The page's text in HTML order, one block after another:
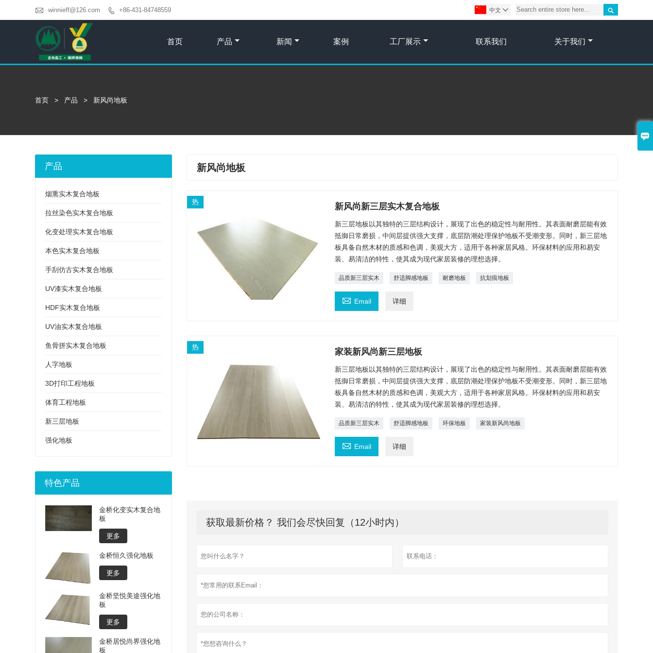

 winnieff@126.com  +86-431-84748559 
中文 
首页 产品 新闻 案例 工厂展示 联系我们 关于我们
首页 > 产品 > 新风尚地板
新风尚地板
热 新风尚新三层实木复合地板
新三层地板以其独特的三层结构设计，展现了出色的稳定性与耐用性。其表面耐磨层能有效
抵御日常磨损，中间层提供强大支撑，底层防潮处理保护地板不受潮变形。同时，新三层地
板具备自然木材的质感和色调，美观大方，适用于各种家居风格。环保材料的应用和易安
装、易清洁的特性，使其成为现代家居装修的理想选择。
品质新三层实木 舒适脚感地板 耐磨地板 抗划痕地板
 Email 详细
热 家装新风尚新三层地板
新三层地板以其独特的三层结构设计，展现了出色的稳定性与耐用性。其表面耐磨层能有效
抵御日常磨损，中间层提供强大支撑，底层防潮处理保护地板不受潮变形。同时，新三层地
板具备自然木材的质感和色调，美观大方，适用于各种家居风格。环保材料的应用和易安
装、易清洁的特性，使其成为现代家居装修的理想选择。
品质新三层实木 舒适脚感地板 环保地板 家装新风尚地板
 Email 详细
获取最新价格？ 我们会尽快回复（12小时内）
产品
烟熏实木复合地板
拉丝染色实木复合地板
化变处理实木复合地板
本色实木复合地板
手刮仿古实木复合地板
UV漆实木复合地板
HDF实木复合地板
UV油实木复合地板
鱼骨拼实木复合地板
人字地板
3D打印工程地板
体育工程地板
新三层地板
强化地板
特色产品
金桥化变实木复合地
板
更多
金桥恒久强化地板
更多
金桥坚悦美途强化地
板
更多
金桥居悦尚界强化地
板